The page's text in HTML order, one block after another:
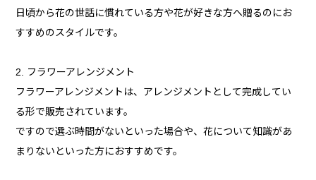
日頃から花の世話に慣れている方や花が好きな方へ贈るのにお
すすめのスタイルです。
2. フラワーアレンジメント
フラワーアレンジメントは、アレンジメントとして完成してい
る形で販売されています。
ですので選ぶ時間がないといった場合や、花について知識があ
まりないといった方におすすめです。